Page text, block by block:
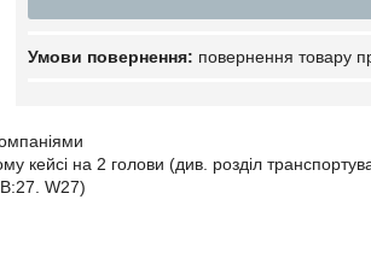
повернення товару
кейсі на 2 голови (див. розділ
W27)